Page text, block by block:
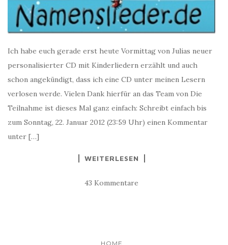
Ich habe euch gerade erst heute Vormittag von Julias neuer
personalisierter CD mit Kinderliedern erzählt und auch
schon angekündigt, dass ich eine CD unter meinen Lesern
verlosen werde. Vielen Dank hierfür an das Team von Die
Teilnahme ist dieses Mal ganz einfach: Schreibt einfach bis
zum Sonntag, 22. Januar 2012 (23:59 Uhr) einen Kommentar
unter […]
WEITERLESEN
43 Kommentare
HOME